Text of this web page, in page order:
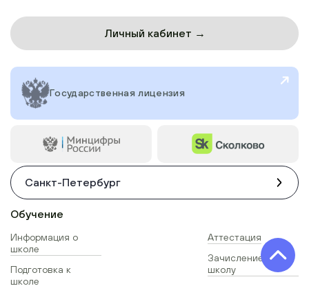
Личный кабинет →
Государственная лицензия
Санкт-Петербург
Обучение
Информация о
школе
Подготовка к
школе
Аттестация
Зачисление в
школу